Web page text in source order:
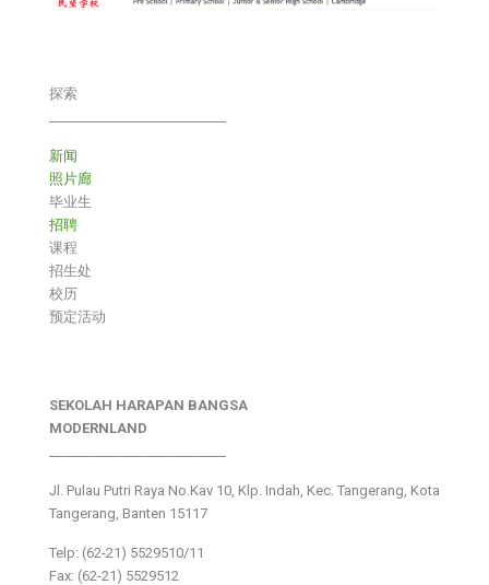
探索
新闻
照片廊
毕业生
招聘
课程
招生处
校历
预定活动
SEKOLAH HARAPAN BANGSA
MODERNLAND
Jl. Pulau Putri Raya No.Kav 10, Klp. Indah, Kec. Tangerang, Kota
Tangerang, Banten 15117
Telp: (62-21) 5529510/11
Fax: (62-21) 5529512